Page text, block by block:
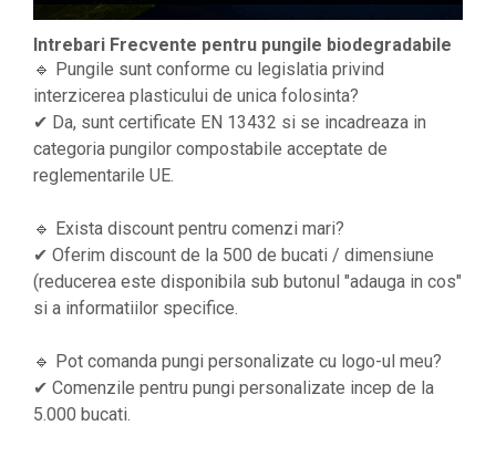
Intrebari Frecvente pentru pungile biodegradabile
🔹 Pungile sunt conforme cu legislatia privind
interzicerea plasticului de unica folosinta?
✔ Da, sunt certificate EN 13432 si se incadreaza in
categoria pungilor compostabile acceptate de
reglementarile UE.
🔹 Exista discount pentru comenzi mari?
✔ Oferim discount de la 500 de bucati / dimensiune
(reducerea este disponibila sub butonul "adauga in cos"
si a informatiilor specifice.
🔹 Pot comanda pungi personalizate cu logo-ul meu?
✔ Comenzile pentru pungi personalizate incep de la
5.000 bucati.